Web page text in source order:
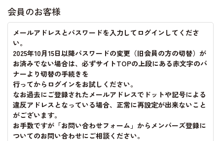
会員のお客様
メールアドレスとパスワードを入力してログインしてくださ
い。
2025年10月15日以降パスワードの変更（旧会員の方の切替）が
お済みでない場合は、必ずサイトTOPの上段にある赤文字のバ
ナーより切替の手続きを
行ってからログインをお試しください。
なお過去にご登録されたメールアドレスでドットや記号による
違反アドレスとなっている場合、正常に再設定が出来ないこと
がございます。
お手数ですが「お問い合わせフォーム」からメンバーズ登録に
ついてのお問い合わせにご相談ください。